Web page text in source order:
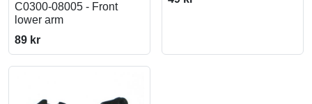
C0300-08005 - Front
lower arm
89 kr